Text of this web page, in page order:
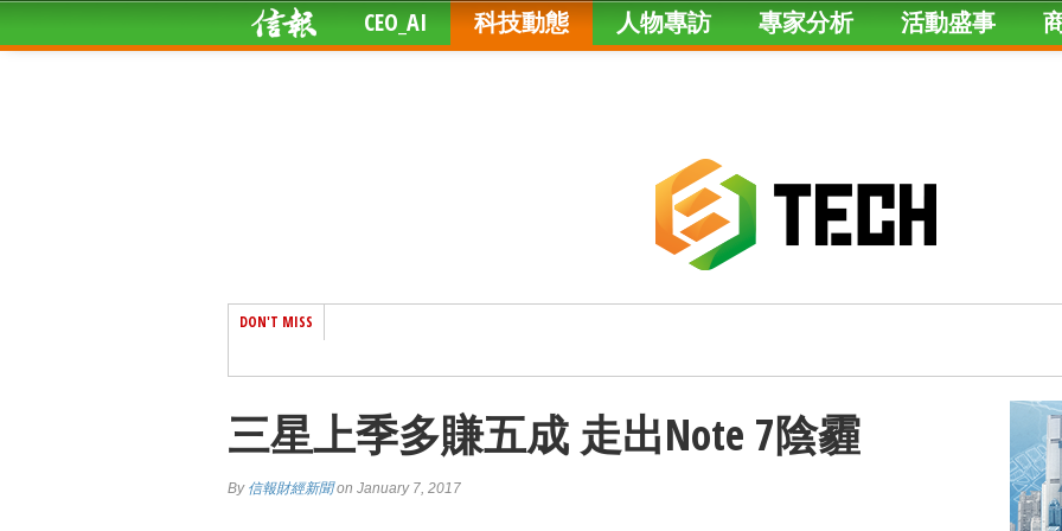
CEO_AI 科技動態 人物專訪 專家分析 活動盛事
DON'T MISS
三星上季多賺五成 走出Note 7陰霾
By 信報財經新聞on January 7, 2017